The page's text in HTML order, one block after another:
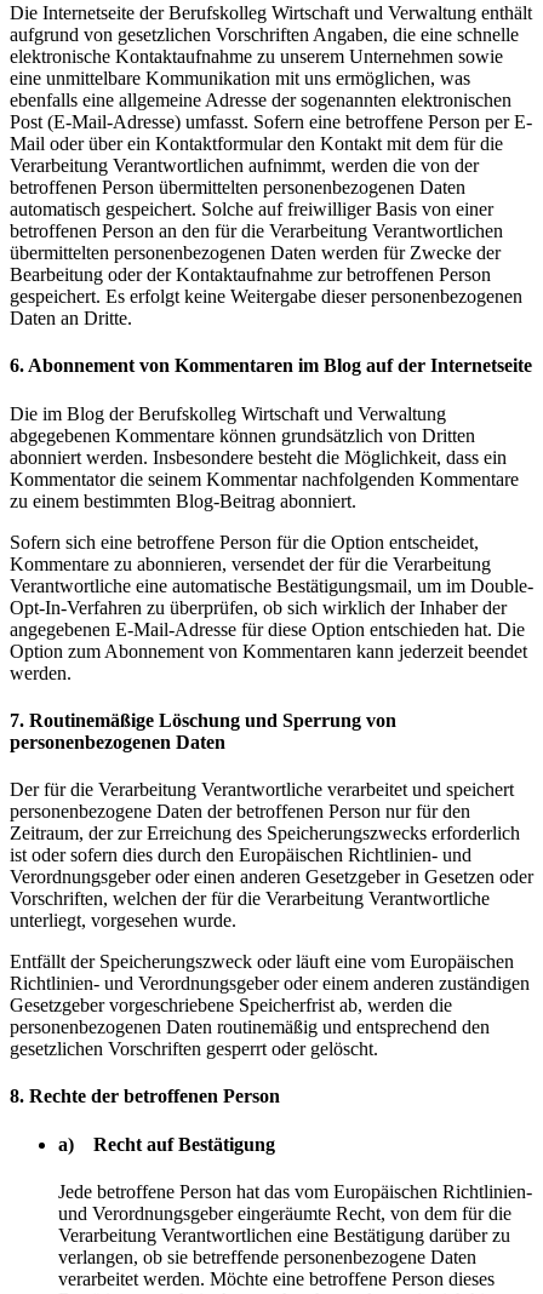
Die Internetseite der Berufskolleg Wirtschaft und Verwaltung enthält
aufgrund von gesetzlichen Vorschriften Angaben, die eine schnelle
elektronische Kontaktaufnahme zu unserem Unternehmen sowie
eine unmittelbare Kommunikation mit uns ermöglichen, was
ebenfalls eine allgemeine Adresse der sogenannten elektronischen
Post (E-Mail-Adresse) umfasst. Sofern eine betroffene Person per E-
Mail oder über ein Kontaktformular den Kontakt mit dem für die
Verarbeitung Verantwortlichen aufnimmt, werden die von der
betroffenen Person übermittelten personenbezogenen Daten
automatisch gespeichert. Solche auf freiwilliger Basis von einer
betroffenen Person an den für die Verarbeitung Verantwortlichen
übermittelten personenbezogenen Daten werden für Zwecke der
Bearbeitung oder der Kontaktaufnahme zur betroffenen Person
gespeichert. Es erfolgt keine Weitergabe dieser personenbezogenen
Daten an Dritte.
6. Abonnement von Kommentaren im Blog auf der Internetseite
Die im Blog der Berufskolleg Wirtschaft und Verwaltung
abgegebenen Kommentare können grundsätzlich von Dritten
abonniert werden. Insbesondere besteht die Möglichkeit, dass ein
Kommentator die seinem Kommentar nachfolgenden Kommentare
zu einem bestimmten Blog-Beitrag abonniert.
Sofern sich eine betroffene Person für die Option entscheidet,
Kommentare zu abonnieren, versendet der für die Verarbeitung
Verantwortliche eine automatische Bestätigungsmail, um im Double-
Opt-In-Verfahren zu überprüfen, ob sich wirklich der Inhaber der
angegebenen E-Mail-Adresse für diese Option entschieden hat. Die
Option zum Abonnement von Kommentaren kann jederzeit beendet
werden.
7. Routinemäßige Löschung und Sperrung von
personenbezogenen Daten
Der für die Verarbeitung Verantwortliche verarbeitet und speichert
personenbezogene Daten der betroffenen Person nur für den
Zeitraum, der zur Erreichung des Speicherungszwecks erforderlich
ist oder sofern dies durch den Europäischen Richtlinien- und
Verordnungsgeber oder einen anderen Gesetzgeber in Gesetzen oder
Vorschriften, welchen der für die Verarbeitung Verantwortliche
unterliegt, vorgesehen wurde.
Entfällt der Speicherungszweck oder läuft eine vom Europäischen
Richtlinien- und Verordnungsgeber oder einem anderen zuständigen
Gesetzgeber vorgeschriebene Speicherfrist ab, werden die
personenbezogenen Daten routinemäßig und entsprechend den
gesetzlichen Vorschriften gesperrt oder gelöscht.
8. Rechte der betroffenen Person
a) Recht auf Bestätigung
Jede betroffene Person hat das vom Europäischen Richtlinien-
und Verordnungsgeber eingeräumte Recht, von dem für die
Verarbeitung Verantwortlichen eine Bestätigung darüber zu
verlangen, ob sie betreffende personenbezogene Daten
verarbeitet werden. Möchte eine betroffene Person dieses